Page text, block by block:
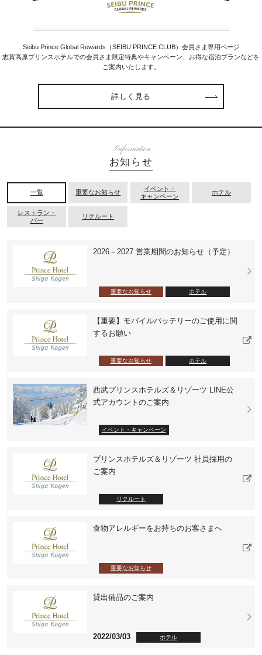
Seibu Prince Global Rewards（SEIBU PRINCE CLUB）会員さま専用ページ
志賀高原プリンスホテルでの会員さま限定特典やキャンペーン、お得な宿泊プランなどを
ご案内いたします。
詳しく見る
Information
お知らせ
一覧 重要なお知らせ
イベント・
キャンペーン
ホテル
レストラン・
バー
リクルート
2026－2027 営業期間のお知らせ（予定）
重要なお知らせ ホテル
【重要】モバイルバッテリーのご使用に関
するお願い
重要なお知らせ ホテル
西武プリンスホテルズ＆リゾーツ LINE公
式アカウントのご案内
イベント・キャンペーン
プリンスホテルズ＆リゾーツ 社員採用の
ご案内
リクルート
食物アレルギーをお持ちのお客さまへ
重要なお知らせ
貸出備品のご案内
2022/03/03 ホテル